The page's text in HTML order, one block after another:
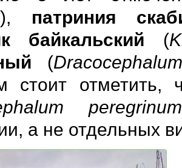
), патриния
байкальский (
(
стоит
peregrinum
а не отдельных